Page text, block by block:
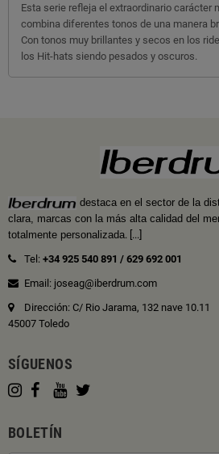
Esta serie refleja el extraordinario carácter
combina diferentes tonos de una manera
Con tonos muy brillantes y secos en los
los Hit-hats siendo pesados y oscuros.
destaca en el sector de la
clara, marcas con la más alta calidad del
totalmente personalizada. [...]
Tel: +34 925 540 891 / 629 692 001
Email: joseag@iberdrum.com
Dirección: C/ Rio Jarama, 132 nave 10.11
45007 Toledo
SÍGUENOS
BOLETÍN